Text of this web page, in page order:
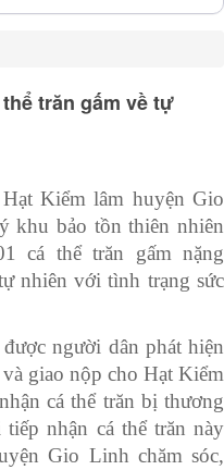
trăn gấm về tự
Kiểm lâm huyện Gio
khu bảo tồn thiên nhiên
cá thể trăn gấm nặng
nhiên với tình trạng sức
người dân phát hiện
giao nộp cho Hạt Kiểm
cá thể trăn bị thương
nhận cá thể trăn này
Gio Linh chăm sóc,